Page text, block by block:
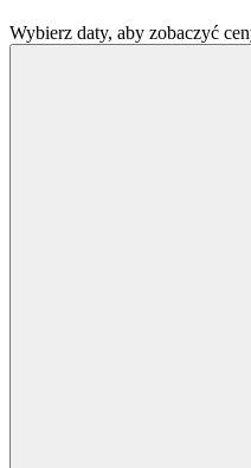
Wybierz daty, aby zobaczyć